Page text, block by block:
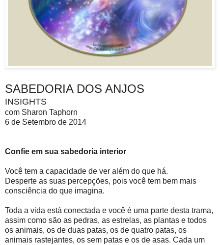
SABEDORIA DOS ANJOS
INSIGHTS
com Sharon Taphorn
6 de Setembro de 2014
Confie em sua sabedoria interior
Você tem a capacidade de ver além do que há.
Desperte as suas percepções, pois você tem bem mais
consciência do que imagina.
Toda a vida está conectada e você é uma parte desta trama,
assim como são as pedras, as estrelas, as plantas e todos
os animais, os de duas patas, os de quatro patas, os
animais rastejantes, os sem patas e os de asas. Cada um